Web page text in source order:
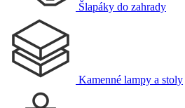
Šlapáky do zahrady
Kamenné lampy a stoly